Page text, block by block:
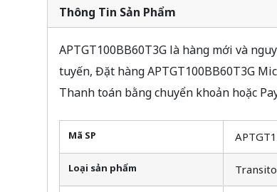
Thông Tin Sản Phẩm
APTGT100BB60T3G là hàng mới và
tuyến, Đặt hàng APTGT100BB60T3G
Thanh toán bằng chuyển khoản hoặc
Mã SP
Loại sản phẩm